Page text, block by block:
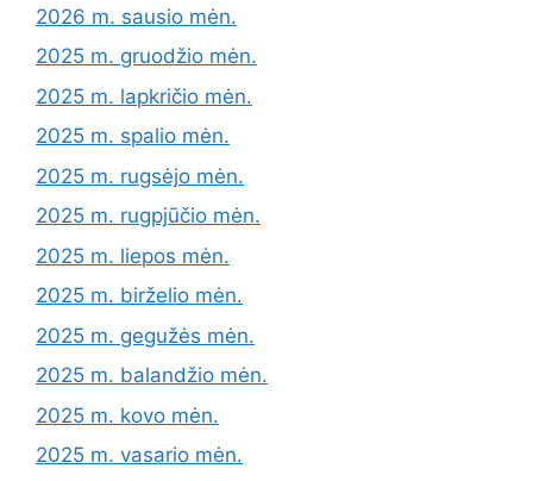
2026 m. sausio mėn.
2025 m. gruodžio mėn.
2025 m. lapkričio mėn.
2025 m. spalio mėn.
2025 m. rugsėjo mėn.
2025 m. rugpjūčio mėn.
2025 m. liepos mėn.
2025 m. birželio mėn.
2025 m. gegužės mėn.
2025 m. balandžio mėn.
2025 m. kovo mėn.
2025 m. vasario mėn.